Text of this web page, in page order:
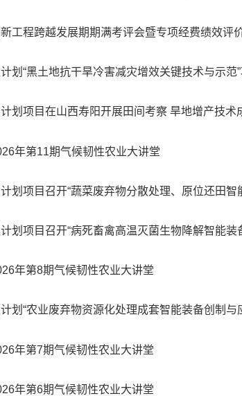
工程跨越发展期期满考评会暨专项经费绩效评
划“黑土地抗干旱冷害减灾增效关键技术与示范
划项目在山西寿阳开展田间考察 旱地增产技术
年第11期气候韧性农业大讲堂
划项目召开“蔬菜废弃物分散处理、原位还田智
划项目召开“病死畜禽高温灭菌生物降解智能装
年第8期气候韧性农业大讲堂
划“农业废弃物资源化处理成套智能装备创制与
年第7期气候韧性农业大讲堂
年第6期气候韧性农业大讲堂